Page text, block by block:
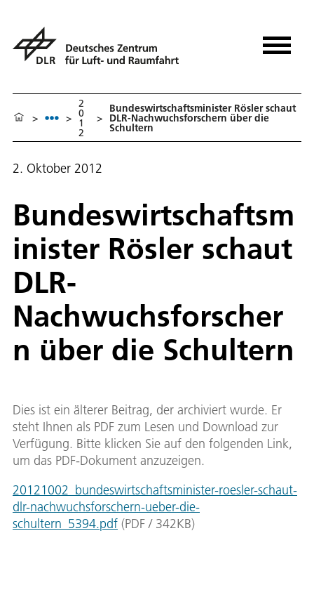
> >
2
0
1
2
>
Bundeswirtschaftsminister Rösler schaut
DLR-Nachwuchsforschern über die
Schultern
2. Oktober 2012
Bundeswirtschaftsm
inister Rösler schaut
DLR-
Nachwuchsforscher
n über die Schultern
Dies ist ein älterer Beitrag, der archiviert wurde. Er
steht Ihnen als PDF zum Lesen und Download zur
Verfügung. Bitte klicken Sie auf den folgenden Link,
um das PDF-Dokument anzuzeigen.
20121002_bundeswirtschaftsminister-roesler-schaut-
dlr-nachwuchsforschern-ueber-die-
schultern_5394.pdf (PDF / 342KB)